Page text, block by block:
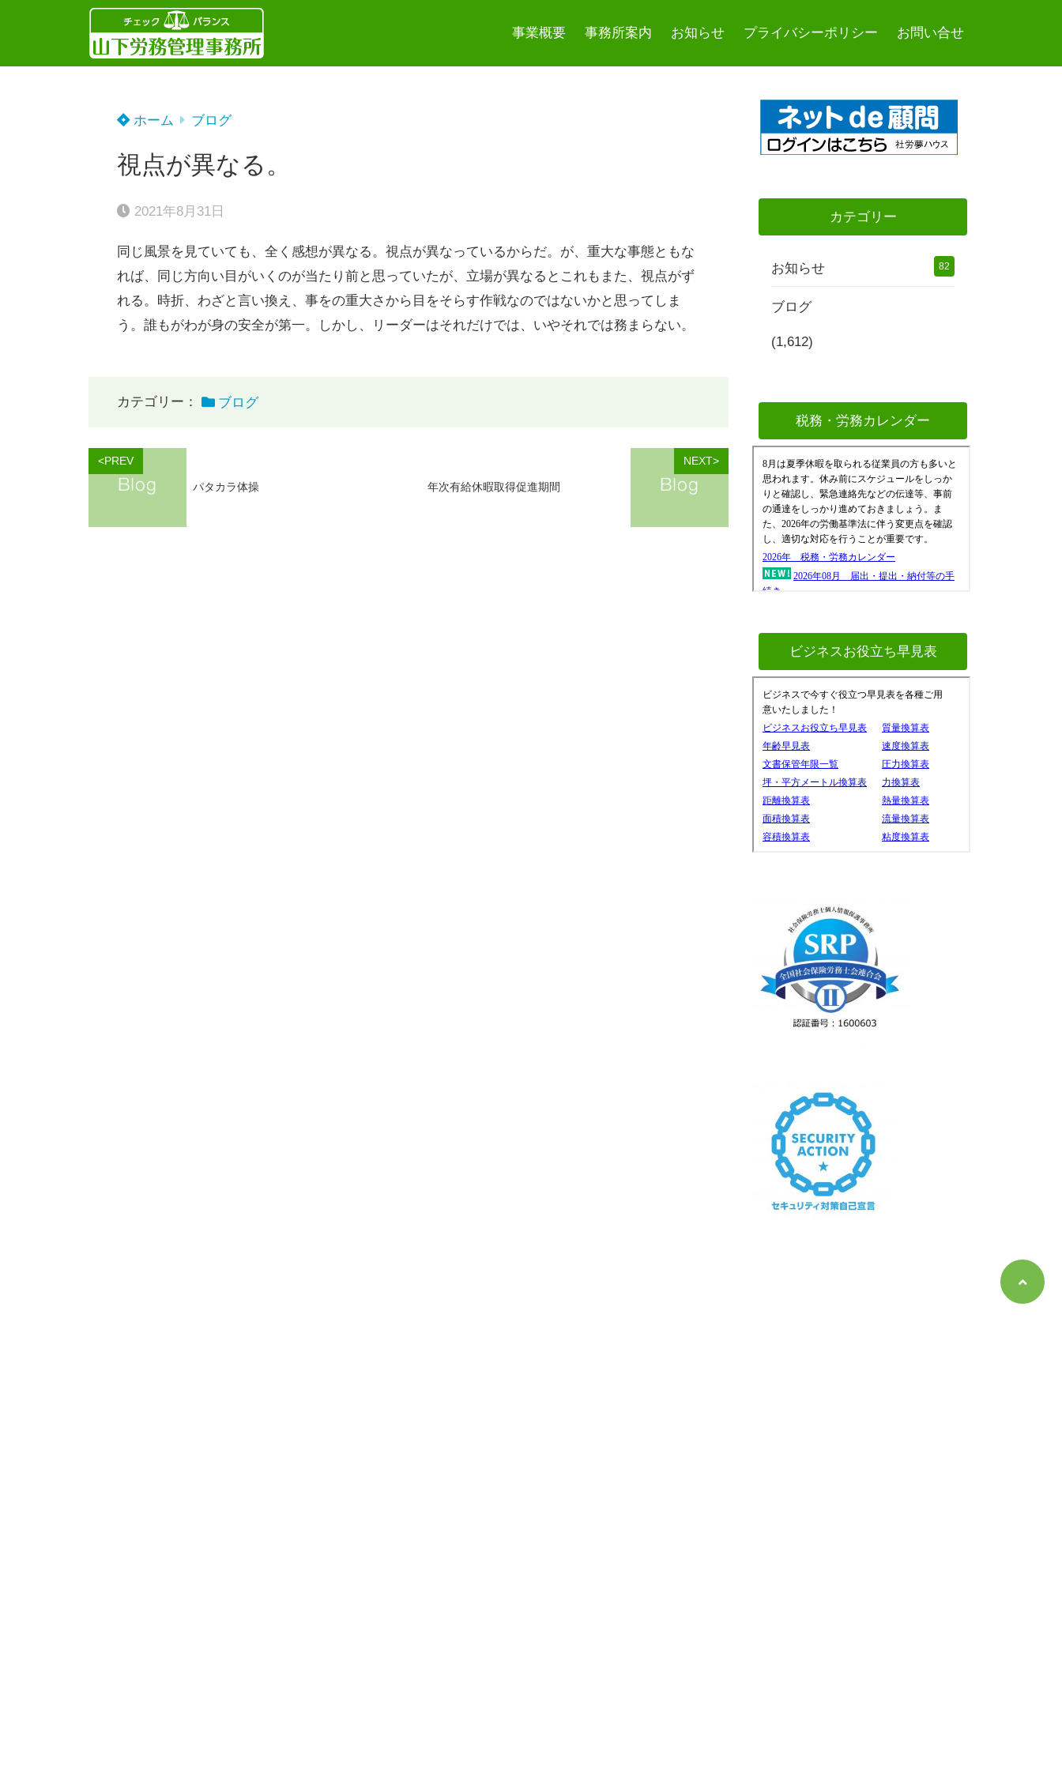
事業概要 事務所案内 お知らせ プライバシーポリシー お問い合せ
ホーム ブログ
視点が異なる。
2021年8月31日
同じ風景を見ていても、全く感想が異なる。視点が異なっているからだ。が、重大な事態ともな
れば、同じ方向い目がいくのが当たり前と思っていたが、立場が異なるとこれもまた、視点がず
れる。時折、わざと言い換え、事をの重大さから目をそらす作戦なのではないかと思ってしま
う。誰もがわが身の安全が第一。しかし、リーダーはそれだけでは、いやそれでは務まらない。
カテゴリー： ブログ
<PREV
パタカラ体操
NEXT>
年次有給休暇取得促進期間
カテゴリー
お知らせ 82
ブログ
(1,612)
税務・労務カレンダー
ビジネスお役立ち早見表